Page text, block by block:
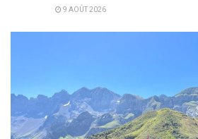
9 AOÛT 2026